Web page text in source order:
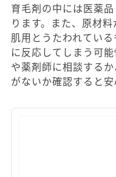
育毛剤の中には医薬
ります。また、原材
肌用とうたわれてい
に反応してしまう可
や薬剤師に相談する
がないか確認すると安